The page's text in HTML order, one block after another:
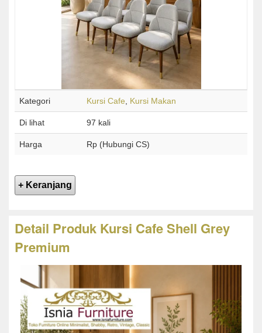
Kategori Kursi Cafe Kursi Makan
Di lihat 97 kali
Harga Rp (Hubungi CS)
Detail Produk Kursi Cafe Shell Grey
Premium